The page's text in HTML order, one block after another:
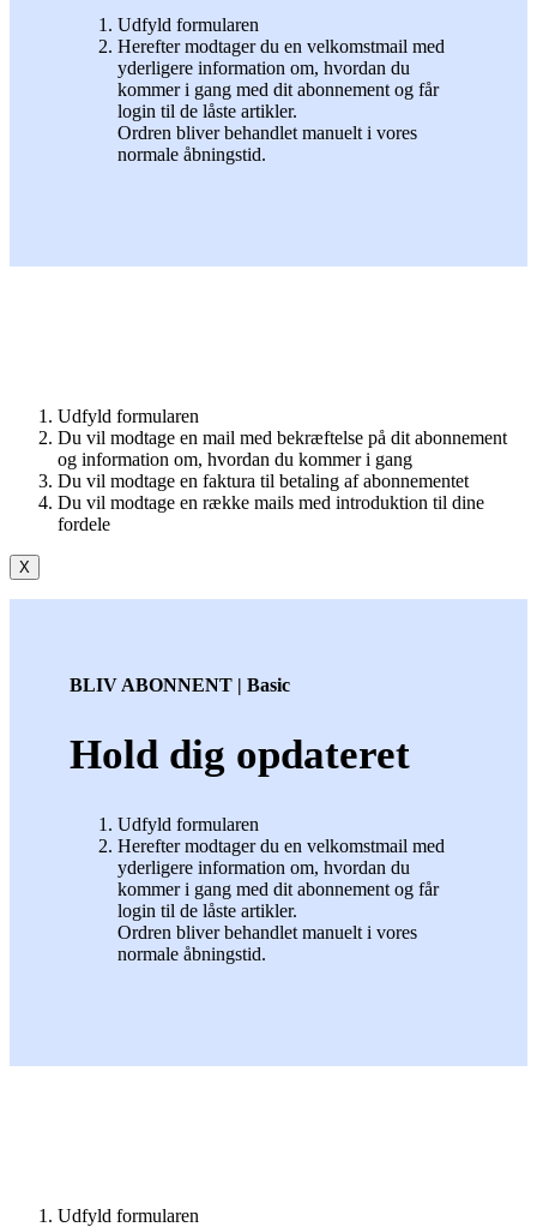
Udfyld formularen
Herefter modtager du en velkomstmail med
yderligere information om, hvordan du
kommer i gang med dit abonnement og får
login til de låste artikler.
Ordren bliver behandlet manuelt i vores
normale åbningstid.
Udfyld formularen
Du vil modtage en mail med bekræftelse på dit abonnement
og information om, hvordan du kommer i gang
Du vil modtage en faktura til betaling af abonnementet
Du vil modtage en række mails med introduktion til dine
fordele
X
BLIV ABONNENT | Basic
Hold dig opdateret
Udfyld formularen
Herefter modtager du en velkomstmail med
yderligere information om, hvordan du
kommer i gang med dit abonnement og får
login til de låste artikler.
Ordren bliver behandlet manuelt i vores
normale åbningstid.
Udfyld formularen